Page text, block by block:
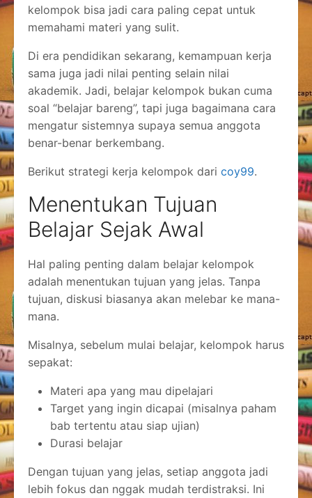
kelompok bisa jadi cara paling cepat untuk
memahami materi yang sulit.
Di era pendidikan sekarang, kemampuan kerja
sama juga jadi nilai penting selain nilai
akademik. Jadi, belajar kelompok bukan cuma
soal “belajar bareng”, tapi juga bagaimana cara
mengatur sistemnya supaya semua anggota
benar-benar berkembang.
Berikut strategi kerja kelompok dari coy99.
Menentukan Tujuan
Belajar Sejak Awal
Hal paling penting dalam belajar kelompok
adalah menentukan tujuan yang jelas. Tanpa
tujuan, diskusi biasanya akan melebar ke mana-
mana.
Misalnya, sebelum mulai belajar, kelompok harus
sepakat:
Materi apa yang mau dipelajari
Target yang ingin dicapai (misalnya paham
bab tertentu atau siap ujian)
Durasi belajar
Dengan tujuan yang jelas, setiap anggota jadi
lebih fokus dan nggak mudah terdistraksi. Ini